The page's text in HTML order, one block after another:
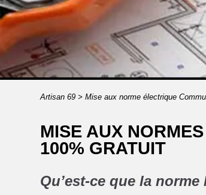
Artisan 69> Mise aux norme électrique
MISE AUX
100% GRATUIT
Qu’est-ce que la norme